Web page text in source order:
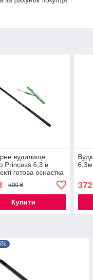
вудилище
Princess 6,3 в
готова оснастка
500 ₴
Купити
6,3м
372